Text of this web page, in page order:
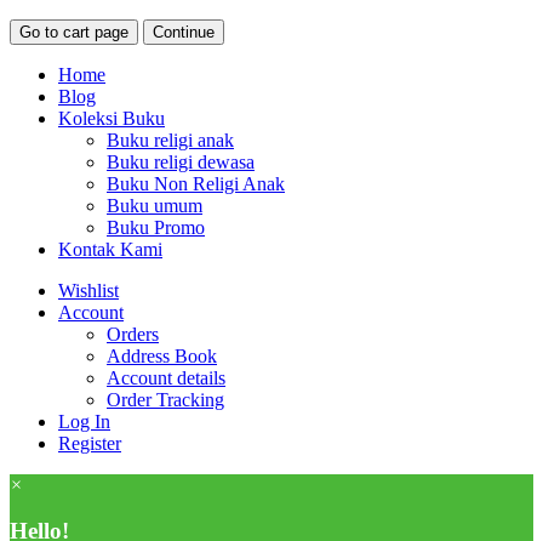
Go to cart page Continue
Home
Blog
Koleksi Buku
Buku religi anak
Buku religi dewasa
Buku Non Religi Anak
Buku umum
Buku Promo
Kontak Kami
Wishlist
Account
Orders
Address Book
Account details
Order Tracking
Log In
Register
×
Hello!